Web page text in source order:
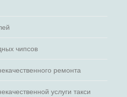
чипсов
ремонта
услуги такси